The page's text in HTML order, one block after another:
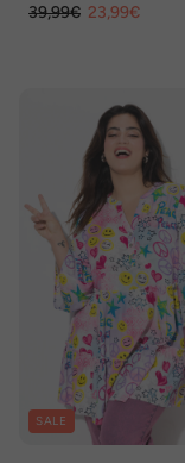
39,99€ 23,99€
SALE